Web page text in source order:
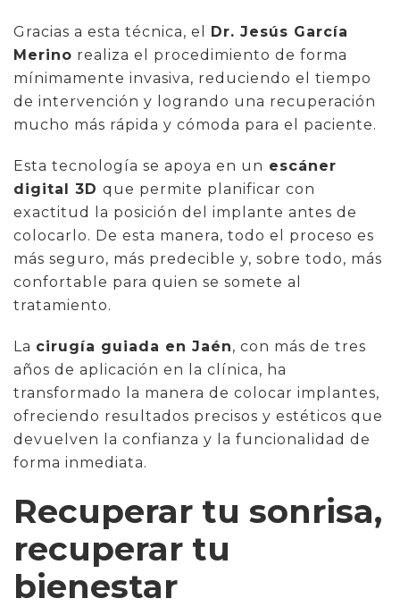
Gracias a esta técnica, el Dr. Jesús García
Merino realiza el procedimiento de forma
mínimamente invasiva, reduciendo el tiempo
de intervención y logrando una recuperación
mucho más rápida y cómoda para el paciente.
Esta tecnología se apoya en un escáner
digital 3D que permite planificar con
exactitud la posición del implante antes de
colocarlo. De esta manera, todo el proceso es
más seguro, más predecible y, sobre todo, más
confortable para quien se somete al
tratamiento.
La cirugía guiada en Jaén, con más de tres
años de aplicación en la clínica, ha
transformado la manera de colocar implantes,
ofreciendo resultados precisos y estéticos que
devuelven la confianza y la funcionalidad de
forma inmediata.
Recuperar tu sonrisa,
recuperar tu
bienestar